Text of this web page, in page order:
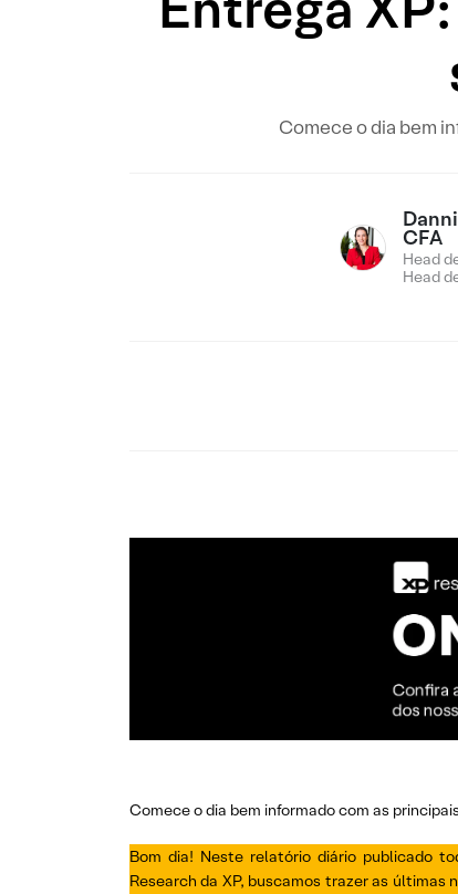
Comece o dia bem
CFA
Head
Head
Comece o dia bem informado com as
Bom dia! Neste relatório diário publicado
Research da XP, buscamos trazer as últimas